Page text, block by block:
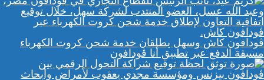
ڤودافون كاش وسهل يطلقان خدمة شحن كروت الكهرباء
مسبقة الدفع عبر تطبيق أنا ڤودافون